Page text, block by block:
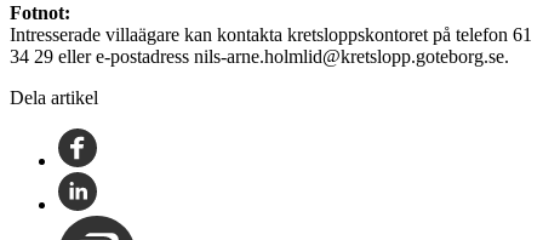
Fotnot:
Intresserade villaägare kan kontakta kretsloppskontoret på telefon 61
34 29 eller e-postadress nils-arne.holmlid@kretslopp.goteborg.se.
Dela artikel